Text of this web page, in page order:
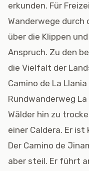
erkunden. Für
Wanderwege durch
über die Klippen
Anspruch. Zu den
die Vielfalt der
Camino de La
Rundwanderweg
Wälder hin zu
einer Caldera. Er
Der Camino de
aber steil. Er führt